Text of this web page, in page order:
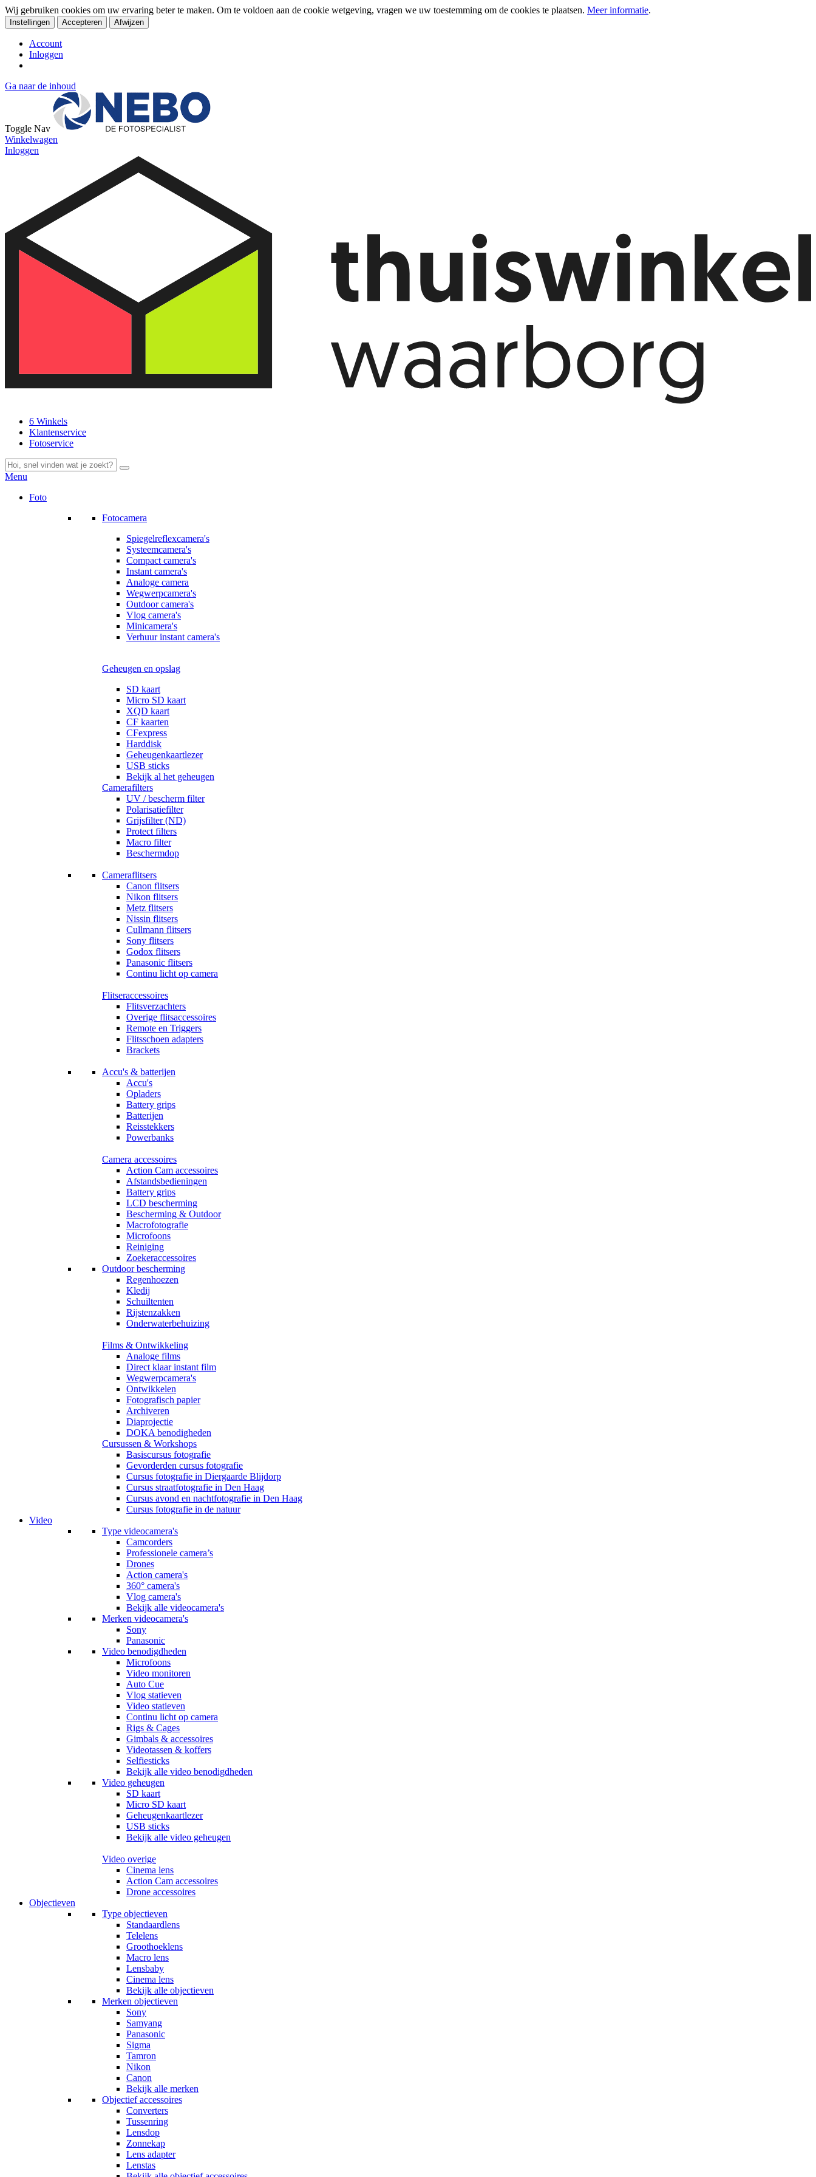
Wij gebruiken cookies om uw ervaring beter te maken. Om te voldoen aan de cookie wetgeving, vragen we uw toestemming om de cookies te plaatsen. Meer informatie.
Instellingen Accepteren Afwijzen
Account
Inloggen
Ga naar de inhoud
Toggle Nav
Winkelwagen
Inloggen
6 Winkels
Klantenservice
Fotoservice
Menu
Foto
Fotocamera
Spiegelreflexcamera's
Systeemcamera's
Compact camera's
Instant camera's
Analoge camera
Wegwerpcamera's
Outdoor camera's
Vlog camera's
Minicamera's
Verhuur instant camera's
Geheugen en opslag
SD kaart
Micro SD kaart
XQD kaart
CF kaarten
CFexpress
Harddisk
Geheugenkaartlezer
USB sticks
Bekijk al het geheugen
Camerafilters
UV / bescherm filter
Polarisatiefilter
Grijsfilter (ND)
Protect filters
Macro filter
Beschermdop
Cameraflitsers
Canon flitsers
Nikon flitsers
Metz flitsers
Nissin flitsers
Cullmann flitsers
Sony flitsers
Godox flitsers
Panasonic flitsers
Continu licht op camera
Flitseraccessoires
Flitsverzachters
Overige flitsaccessoires
Remote en Triggers
Flitsschoen adapters
Brackets
Accu's & batterijen
Accu's
Opladers
Battery grips
Batterijen
Reisstekkers
Powerbanks
Camera accessoires
Action Cam accessoires
Afstandsbedieningen
Battery grips
LCD bescherming
Bescherming & Outdoor
Macrofotografie
Microfoons
Reiniging
Zoekeraccessoires
Outdoor bescherming
Regenhoezen
Kledij
Schuiltenten
Rijstenzakken
Onderwaterbehuizing
Films & Ontwikkeling
Analoge films
Direct klaar instant film
Wegwerpcamera's
Ontwikkelen
Fotografisch papier
Archiveren
Diaprojectie
DOKA benodigheden
Cursussen & Workshops
Basiscursus fotografie
Gevorderden cursus fotografie
Cursus fotografie in Diergaarde Blijdorp
Cursus straatfotografie in Den Haag
Cursus avond en nachtfotografie in Den Haag
Cursus fotografie in de natuur
Video
Type videocamera's
Camcorders
Professionele camera’s
Drones
Action camera's
360° camera's
Vlog camera's
Bekijk alle videocamera's
Merken videocamera's
Sony
Panasonic
Video benodigdheden
Microfoons
Video monitoren
Auto Cue
Vlog statieven
Video statieven
Continu licht op camera
Rigs & Cages
Gimbals & accessoires
Videotassen & koffers
Selfiesticks
Bekijk alle video benodigdheden
Video geheugen
SD kaart
Micro SD kaart
Geheugenkaartlezer
USB sticks
Bekijk alle video geheugen
Video overige
Cinema lens
Action Cam accessoires
Drone accessoires
Objectieven
Type objectieven
Standaardlens
Telelens
Groothoeklens
Macro lens
Lensbaby
Cinema lens
Bekijk alle objectieven
Merken objectieven
Sony
Samyang
Panasonic
Sigma
Tamron
Nikon
Canon
Bekijk alle merken
Objectief accessoires
Converters
Tussenring
Lensdop
Zonnekap
Lens adapter
Lenstas